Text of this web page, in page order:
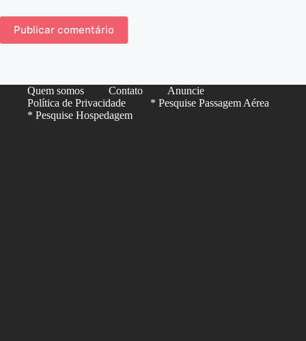
Publicar comentário
Quem somos Contato
Anuncie
Política de Privacidade
* Pesquise Passagem Aérea
* Pesquise Hospedagem